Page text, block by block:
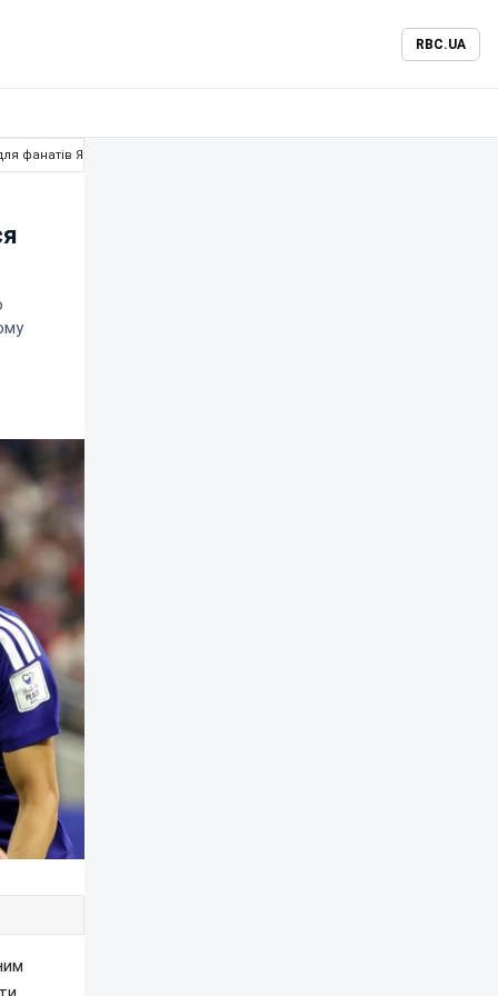
RBC.UA
фанатів Японії